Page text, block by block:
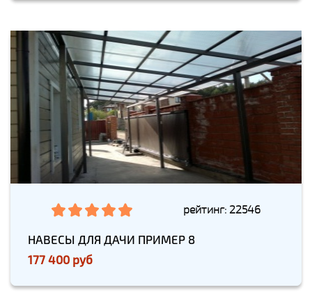
рейтинг: 22546
НАВЕСЫ ДЛЯ ДАЧИ ПРИМЕР 8
177 400 руб